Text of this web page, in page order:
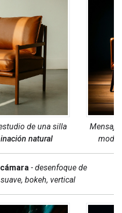
de una silla
natural
- desenfoque de
bokeh, vertical